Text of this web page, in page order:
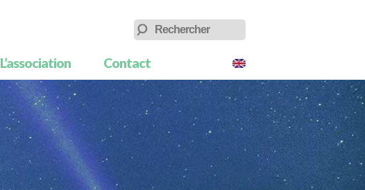
L’association Contact